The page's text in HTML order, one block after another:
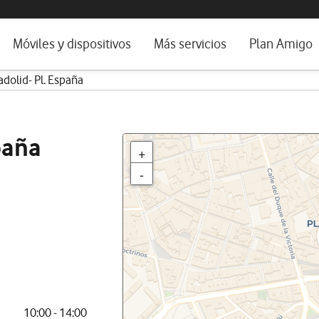
e idioma
TV
Móviles y dispositivos
Móviles
Ver todos
Más servicios Plan Amigo
Pl. España
10:00 - 14:00
+
-